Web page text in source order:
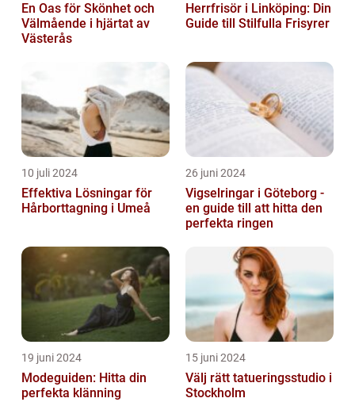
En Oas för Skönhet och
Välmående i hjärtat av
Västerås
Herrfrisör i Linköping: Din
Guide till Stilfulla Frisyrer
10 juli 2024
Effektiva Lösningar för
Hårborttagning i Umeå
26 juni 2024
Vigselringar i Göteborg -
en guide till att hitta den
perfekta ringen
19 juni 2024
Modeguiden: Hitta din
perfekta klänning
15 juni 2024
Välj rätt tatueringsstudio i
Stockholm